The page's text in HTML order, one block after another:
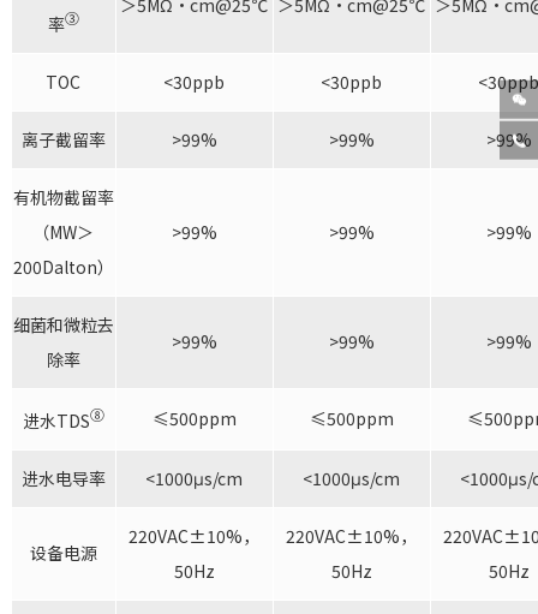
率③
TOC <30ppb <30ppb
离子截留率 >99% >99% >99%
有机物截留率
（MW＞
200Dalton）
>99% >99% >99%
细菌和微粒去
除率
>99% >99% >99%
进水TDS⑧ ≤500ppm ≤500ppm
进水电导率 <1000μs/cm <1000μs/cm
设备电源
220VAC±10%，
50Hz
220VAC±10%，
50Hz
50Hz

